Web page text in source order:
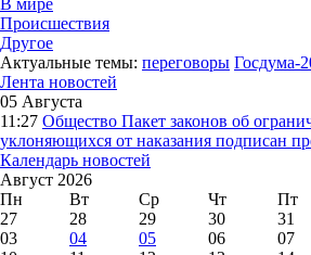
В мире
Происшествия
Другое
Актуальные темы: переговоры Госдума-
Лента новостей
05 Августа
11:27 Общество Пакет законов об
уклоняющихся от наказания подписан
Календарь новостей
Август 2026
Пн
Вт Ср Чт Пт
27
28 29 30 31
03
04 05 06 07